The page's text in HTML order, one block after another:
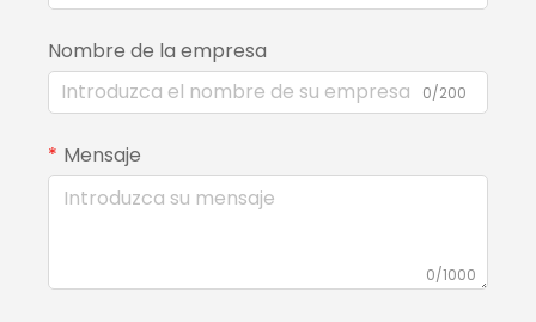
Nombre de la empresa
0/200
Mensaje
0/1000